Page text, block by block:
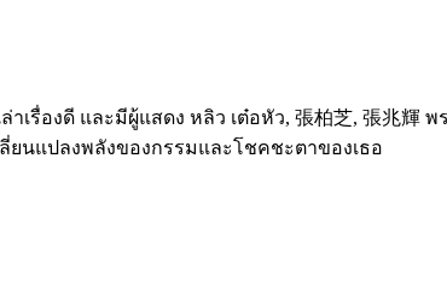
องดี และมีผู้แสดง หลิว เต๋อหัว, 張柏芝, 張兆輝
ยนแปลงพลังของกรรมและโชคชะตาของเธอ